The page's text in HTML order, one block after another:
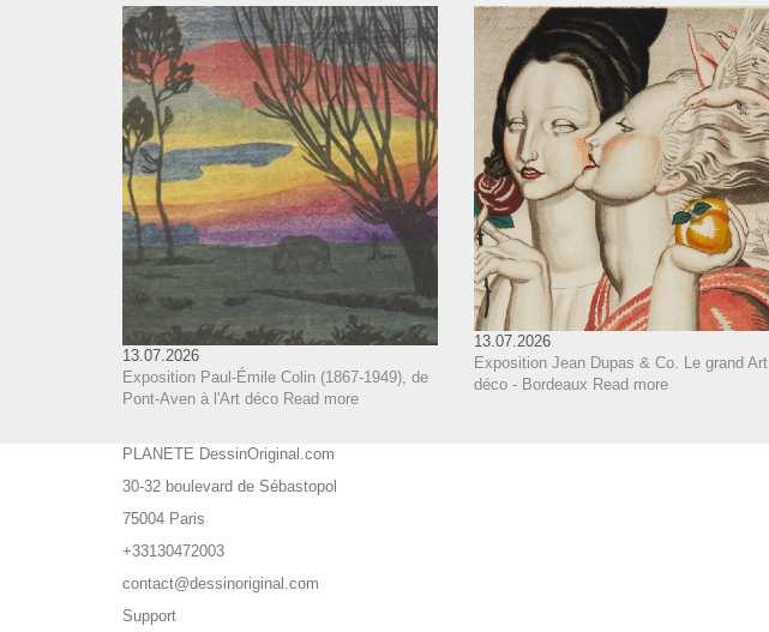
13.07.2026
Exposition Paul-Émile Colin (1867-1949), de
Pont-Aven à l'Art déco Read more
13.07.2026
Exposition Jean Dupas & Co. Le grand Art
déco - Bordeaux Read more
PLANETE DessinOriginal.com
30-32 boulevard de Sébastopol
75004 Paris
+33130472003
contact@dessinoriginal.com
Support